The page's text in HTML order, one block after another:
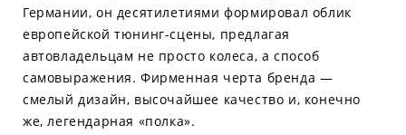
Германии, он десятилетиями формировал облик
европейской тюнинг-сцены, предлагая
автовладельцам не просто колеса, а способ
самовыражения. Фирменная черта бренда —
смелый дизайн, высочайшее качество и, конечно
же, легендарная «полка».